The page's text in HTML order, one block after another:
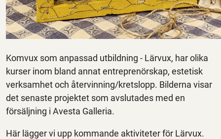
Komvux som anpassad utbildning - Lärvux, har olika
kurser inom bland annat entreprenörskap, estetisk
verksamhet och återvinning/kretslopp. Bilderna visar
det senaste projektet som avslutades med en
försäljning i Avesta Galleria.
Här lägger vi upp kommande aktiviteter för Lärvux.